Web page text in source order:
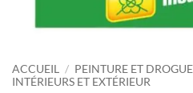
ACCUEIL / PEINTURE ET
INTÉRIEURS ET EXTÉRIEUR